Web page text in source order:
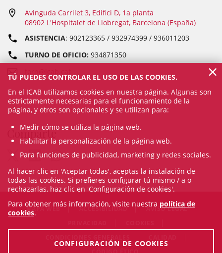
Avinguda Carrilet 3, Edifici D, 1a planta
08902 L'Hospitalet de Llobregat, Barcelona (España)
ASISTENCIA: 902123365 / 932974399 / 936011203
TURNO DE OFICIO: 934871350
Comparte
MAPA WEB ACCESIBILIDAD
AVISO LEGAL
TÚ PUEDES CONTROLAR EL USO DE LAS COOKIES.
En el ICAB utilizamos cookies en nuestra página. Algunas son
estrictamente necesarias para el funcionamiento de la
página, y otros son opcionales y se utilizan para:
Medir cómo se utiliza la página web.
Habilitar la personalización de la página web.
Para funciones de publicidad, marketing y redes sociales.
Al hacer clic en 'Aceptar todas', aceptas la instalación de
todas las cookies. Si prefieres configurar tú mismo / a o
rechazarlas, haz clic en 'Configuración de cookies'.
Para obtener más información, visite nuestra política de
cookies.
CONFIGURACIÓN DE COOKIES
×